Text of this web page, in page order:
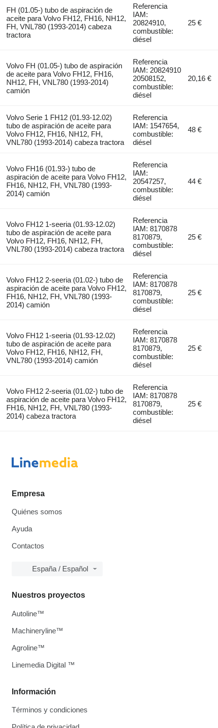
FH (01.05-) tubo de aspiración de
aceite para Volvo FH12, FH16, NH12,
FH, VNL780 (1993-2014) cabeza
tractora
Referencia
IAM:
20824910,
combustible:
diésel
25 €
Volvo FH (01.05-) tubo de aspiración
de aceite para Volvo FH12, FH16,
NH12, FH, VNL780 (1993-2014)
camión
Referencia
IAM: 20824910
20508152,
combustible:
diésel
20,16 €
Volvo Serie 1 FH12 (01.93-12.02)
tubo de aspiración de aceite para
Volvo FH12, FH16, NH12, FH,
VNL780 (1993-2014) cabeza tractora
Referencia
IAM: 1547654,
combustible:
diésel
48 €
Volvo FH16 (01.93-) tubo de
aspiración de aceite para Volvo FH12,
FH16, NH12, FH, VNL780 (1993-
2014) camión
Referencia
IAM:
20547257,
combustible:
diésel
44 €
Volvo FH12 1-seeria (01.93-12.02)
tubo de aspiración de aceite para
Volvo FH12, FH16, NH12, FH,
VNL780 (1993-2014) cabeza tractora
Referencia
IAM: 8170878
8170879,
combustible:
diésel
25 €
Volvo FH12 2-seeria (01.02-) tubo de
aspiración de aceite para Volvo FH12,
FH16, NH12, FH, VNL780 (1993-
2014) camión
Referencia
IAM: 8170878
8170879,
combustible:
diésel
25 €
Volvo FH12 1-seeria (01.93-12.02)
tubo de aspiración de aceite para
Volvo FH12, FH16, NH12, FH,
VNL780 (1993-2014) camión
Referencia
IAM: 8170878
8170879,
combustible:
diésel
25 €
Volvo FH12 2-seeria (01.02-) tubo de
aspiración de aceite para Volvo FH12,
FH16, NH12, FH, VNL780 (1993-
2014) cabeza tractora
Referencia
IAM: 8170878
8170879,
combustible:
diésel
25 €
Empresa
Quiénes somos
Ayuda
Contactos
España / Español
Información
Términos y condiciones
Nuestros proyectos
Autoline™
Machineryline™
Agroline™
Linemedia Digital ™